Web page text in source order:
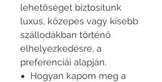
lehetőséget biztosítunk
luxus, közepes vagy kisebb
szállodákban történő
elhelyezkedésre, a
preferenciái alapján.
Hogyan kapom meg a